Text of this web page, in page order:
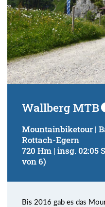
Wallberg MTB
Mountainbiketour |
Rottach-Egern
720 Hm | insg. 02:05
von 6)
Bis 2016 gab es das